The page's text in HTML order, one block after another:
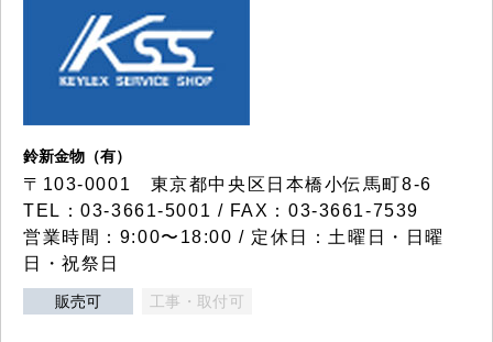
鈴新金物（有）
〒103-0001 東京都中央区日本橋小伝馬町8-6
TEL：03-3661-5001 / FAX：03-3661-7539
営業時間：9:00〜18:00 / 定休日：土曜日・日曜
日・祝祭日
販売可 工事・取付可